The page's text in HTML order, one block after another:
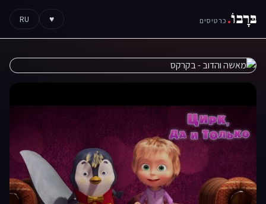
בּרָבוֹ. כרטיסים ♥
RU